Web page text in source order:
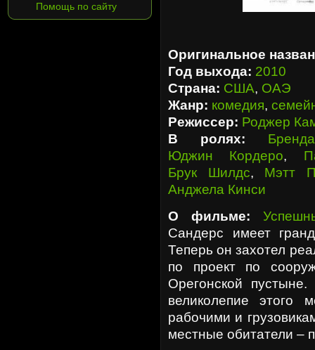
Помощь по сайту
Оригинальное
Год выхода: 2010
Страна: США, ОАЭ
Жанр: комедия,
Режиссер: Роджер
В ролях:
Юджин Кордеро,
Брук Шилдс, Мэтт
Анджела Кинси
О фильме:
Сандерс имеет
Теперь он захотел
по проект по
Орегонской
великолепие этого
рабочими и
местные обитатели –